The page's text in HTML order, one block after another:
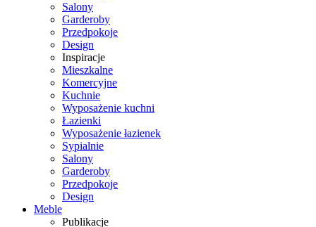
Salony
Garderoby
Przedpokoje
Design
Inspiracje
Mieszkalne
Komercyjne
Kuchnie
Wyposażenie kuchni
Łazienki
Wyposażenie łazienek
Sypialnie
Salony
Garderoby
Przedpokoje
Design
Meble
Publikacje